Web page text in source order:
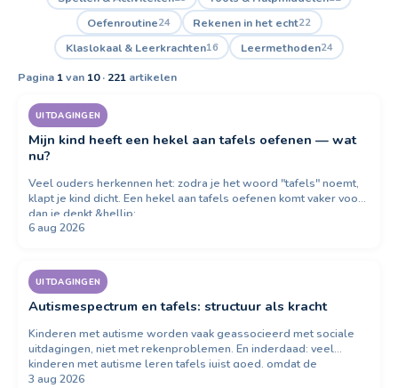
Oefenroutine24 Rekenen in het echt22
Klaslokaal & Leerkrachten16 Leermethoden24
Pagina 1van 10· 221 artikelen
UITDAGINGEN
Mijn kind heeft een hekel aan tafels oefenen — wat
nu?
Veel ouders herkennen het: zodra je het woord "tafels" noemt,
klapt je kind dicht. Een hekel aan tafels oefenen komt vaker voor
dan je denkt.&hellip;
6 aug 2026
UITDAGINGEN
Autismespectrum en tafels: structuur als kracht
Kinderen met autisme worden vaak geassocieerd met sociale
uitdagingen, niet met rekenproblemen. En inderdaad: veel
kinderen met autisme leren tafels juist goed, omdat de
structuur&hellip;
3 aug 2026